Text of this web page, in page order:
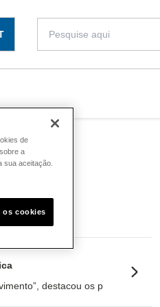
destacou os
de
a
sua aceitação.
os cookies